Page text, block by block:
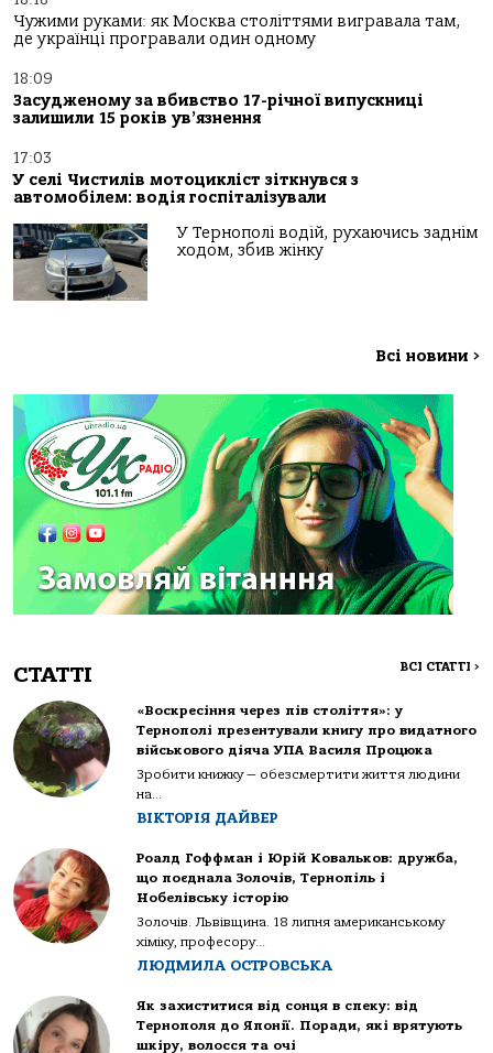
Чужими руками: як Москва століттями вигравала там,
де українці програвали один одному
18:09
Засудженому за вбивство 17-річної випускниці
залишили 15 років ув’язнення
17:03
У селі Чистилів мотоцикліст зіткнувся з
автомобілем: водія госпіталізували
У Тернополі водій, рухаючись заднім
ходом, збив жінку
Всі новини >
СТАТТІ ВСІ СТАТТІ >
«Воскресіння через пів століття»: у
Тернополі презентували книгу про видатного
військового діяча УПА Василя Процюка
Зробити книжку — обезсмертити життя людини
на...
ВІКТОРІЯ ДАЙВЕР
Роалд Гоффман і Юрій Ковальков: дружба,
що поєднала Золочів, Тернопіль і
Нобелівську історію
Золочів. Львівщина. 18 липня американському
хіміку, професору...
ЛЮДМИЛА ОСТРОВСЬКА
Як захиститися від сонця в спеку: від
Тернополя до Японії. Поради, які врятують
шкіру, волосся та очі